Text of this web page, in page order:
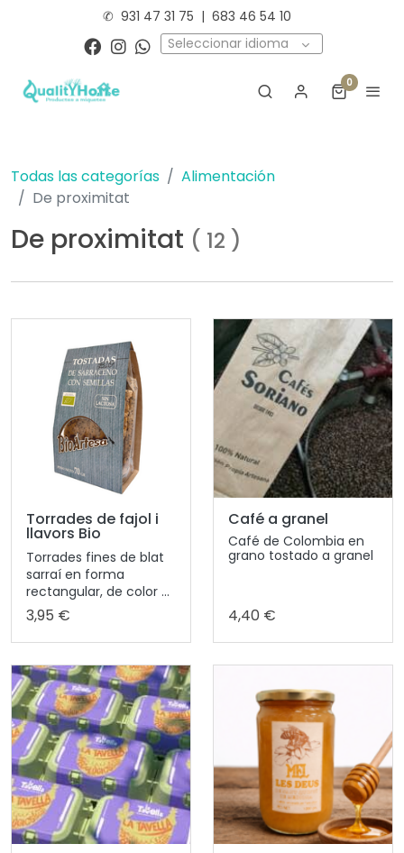
✆ 931 47 31 75 | 683 46 54 10
Seleccionar idioma
0
Todas las categorías
Alimentación
De proximitat
De proximitat ( 12 )
Torrades de fajol i
llavors Bio
Torrades fines de blat
sarraí en forma
rectangular, de color ...
3,95 €
Café a granel
Café de Colombia en
grano tostado a granel
4,40 €